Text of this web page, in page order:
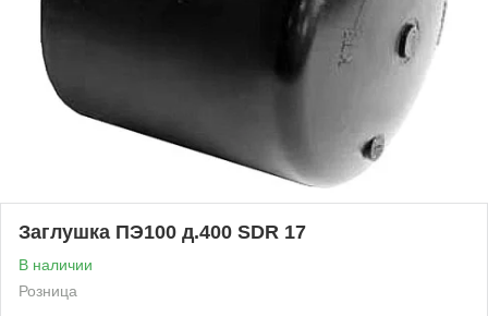
Заглушка ПЭ100 д.400 SDR 17
В наличии
Розница